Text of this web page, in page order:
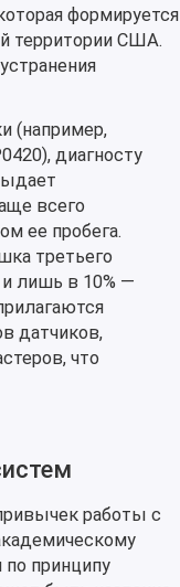
формируется
территории США.
(например,
диагносту
всего
ее пробега.
третьего
и лишь в 10% —
датчиков,
что
работы с
по принципу